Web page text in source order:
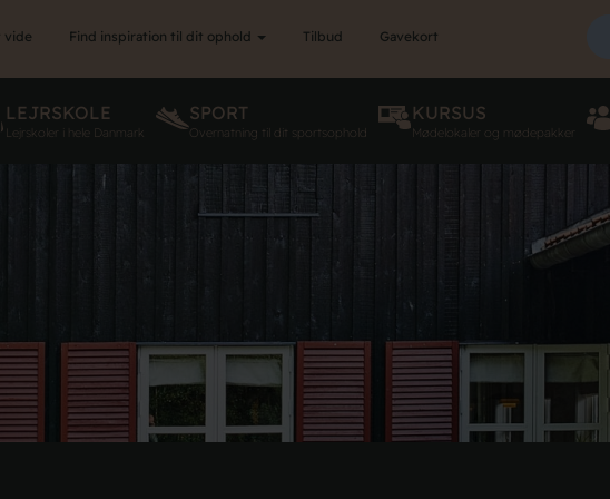
vide Find inspiration til dit ophold Tilbud Gavekort
LEJRSKOLE
Lejrskoler i hele Danmark
SPORT
Overnatning til dit sportsophold
KURSUS
Mødelokaler og mødepakker